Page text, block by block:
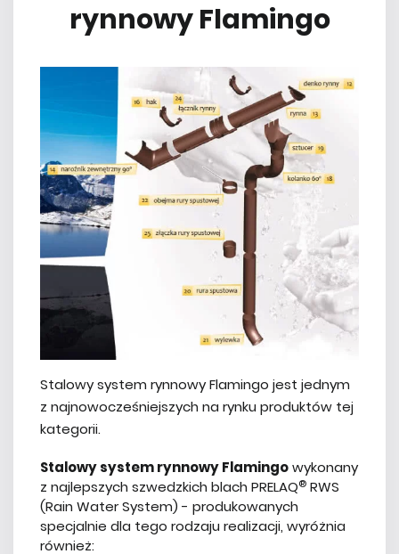
rynnowy Flamingo
Stalowy system rynnowy Flamingo jest jednym
z najnowocześniejszych na rynku produktów tej
kategorii.
Stalowy system rynnowy Flamingowykonany
z najlepszych szwedzkich blach PRELAQ® RWS
(Rain Water System) - produkowanych
specjalnie dla tego rodzaju realizacji, wyróżnia
również: